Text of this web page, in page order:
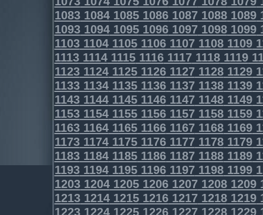
1083108410851086108710881089
1093109410951096109710981099
1103110411051106110711081109
1113111411151116111711181119
1123112411251126112711281129
1133113411351136113711381139
1143114411451146114711481149
1153115411551156115711581159
1163116411651166116711681169
1173117411751176117711781179
1183118411851186118711881189
1193119411951196119711981199
1203120412051206120712081209
1213121412151216121712181219
1223122412251226122712281229